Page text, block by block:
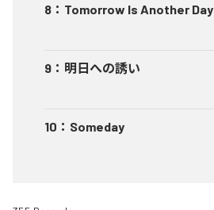
8 ： Tomorrow Is Another Day
9 ： 明日への誘い
10 ： Someday